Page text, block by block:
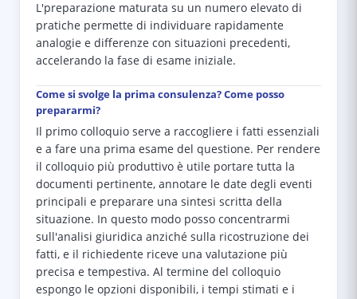
L'preparazione maturata su un numero elevato di
pratiche permette di individuare rapidamente
analogie e differenze con situazioni precedenti,
accelerando la fase di esame iniziale.
Come si svolge la prima consulenza? Come posso
prepararmi?
Il primo colloquio serve a raccogliere i fatti essenziali
e a fare una prima esame del questione. Per rendere
il colloquio più produttivo è utile portare tutta la
documenti pertinente, annotare le date degli eventi
principali e preparare una sintesi scritta della
situazione. In questo modo posso concentrarmi
sull'analisi giuridica anziché sulla ricostruzione dei
fatti, e il richiedente riceve una valutazione più
precisa e tempestiva. Al termine del colloquio
espongo le opzioni disponibili, i tempi stimati e i